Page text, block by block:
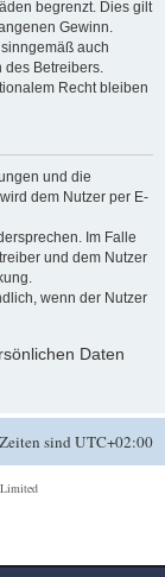
begrenzt. Dies gilt
Gewinn.
auch
des Betreibers.
Recht bleiben
und die
dem Nutzer per E-
Im Falle
und dem Nutzer
wenn der Nutzer
Daten
sindUTC+02:00